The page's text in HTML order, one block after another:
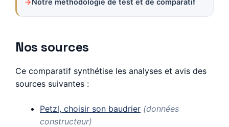
Notre méthodologie de test et de comparatif
Nos sources
Ce comparatif synthétise les analyses et avis des
sources suivantes :
Petzl, choisir son baudrier (données
constructeur)